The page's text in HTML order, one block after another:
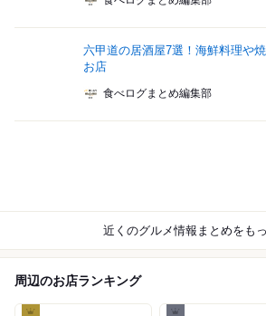
六甲道の居酒屋7選！海鮮料理や
お店
食べログまとめ編集部
近くのグルメ情報まとめをも
周辺のお店ランキング